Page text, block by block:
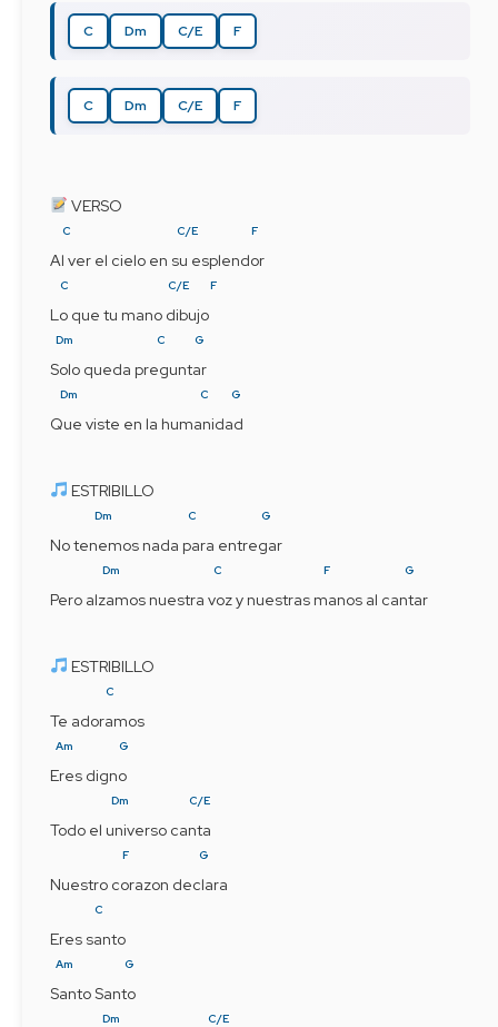
C Dm C/E F
C Dm C/E F
VERSO
C C/E F
Al ver el cielo en su esplendor
C C/E F
Lo que tu mano dibujo
Dm C G
Solo queda preguntar
Dm C G
Que viste en la humanidad
ESTRIBILLO
Dm C G
No tenemos nada para entregar
Dm C F G
Pero alzamos nuestra voz y nuestras manos al cantar
ESTRIBILLO
C
Te adoramos
Am G
Eres digno
Dm C/E
Todo el universo canta
F G
Nuestro corazon declara
C
Eres santo
Am G
Santo Santo
Dm C/E